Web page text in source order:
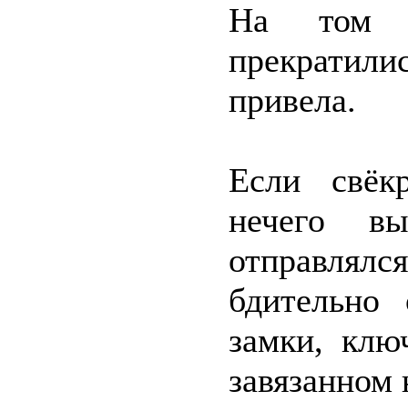
На том
привела.
Если
нечего
бдительно
замки,